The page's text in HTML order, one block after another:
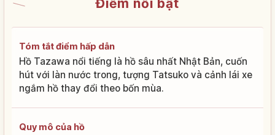
Điểm nổi bật
Tóm tắt điểm hấp dẫn
Hồ Tazawa nổi tiếng là hồ sâu nhất Nhật Bản, cuốn
hút với làn nước trong, tượng Tatsuko và cảnh lái xe
ngắm hồ thay đổi theo bốn mùa.
Quy mô của hồ